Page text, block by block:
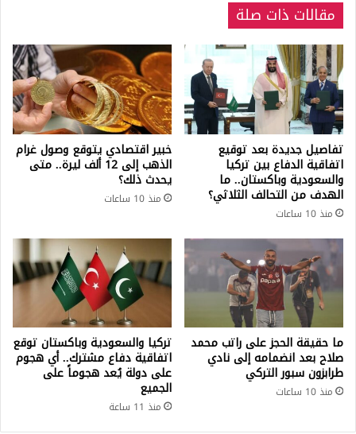
مقالات ذات صلة
تفاصيل جديدة بعد توقيع
اتفاقية الدفاع بين تركيا
والسعودية وباكستان.. ما
الهدف من التحالف الثلاثي؟
منذ 10 ساعات
خبير اقتصادي يتوقع وصول غرام
الذهب إلى 12 ألف ليرة.. متى
يحدث ذلك؟
منذ 10 ساعات
ما حقيقة الحجز على راتب محمد
صلاح بعد انضمامه إلى نادي
طرابزون سبور التركي
منذ 10 ساعات
تركيا والسعودية وباكستان توقع
اتفاقية دفاع مشترك.. أي هجوم
على دولة يُعد هجوماً على
الجميع
منذ 11 ساعة